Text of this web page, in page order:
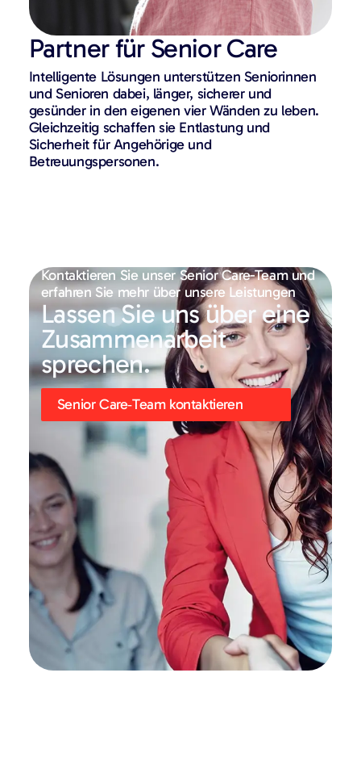
Partner für Senior Care
Intelligente Lösungen unterstützen Seniorinnen
und Senioren dabei, länger, sicherer und
gesünder in den eigenen vier Wänden zu leben.
Gleichzeitig schaffen sie Entlastung und
Sicherheit für Angehörige und
Betreuungspersonen.
Kontaktieren Sie unser Senior Care-Team und
erfahren Sie mehr über unsere Leistungen
Lassen Sie uns über eine
Zusammenarbeit
sprechen.
Senior Care‑Team kontaktieren